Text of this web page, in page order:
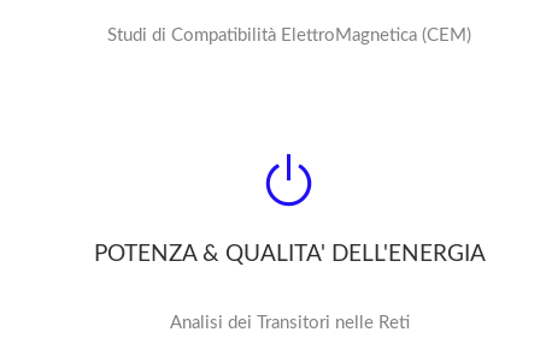
Studi di Compatibilità ElettroMagnetica (CEM)
POTENZA & QUALITA' DELL'ENERGIA
Analisi dei Transitori nelle Reti